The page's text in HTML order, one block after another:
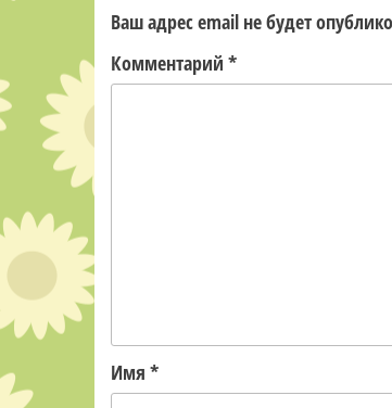
Ваш адрес email не будет
Комментарий *
Имя *